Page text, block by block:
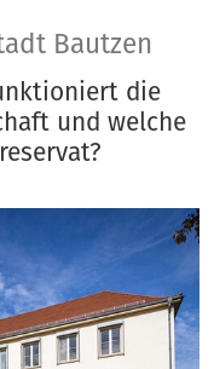
Bautzen
die
und welche